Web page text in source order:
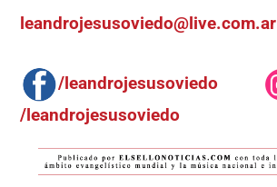
leandrojesusoviedo@live.com.ar
/leandrojesusoviedo
/leandrojesusoviedo